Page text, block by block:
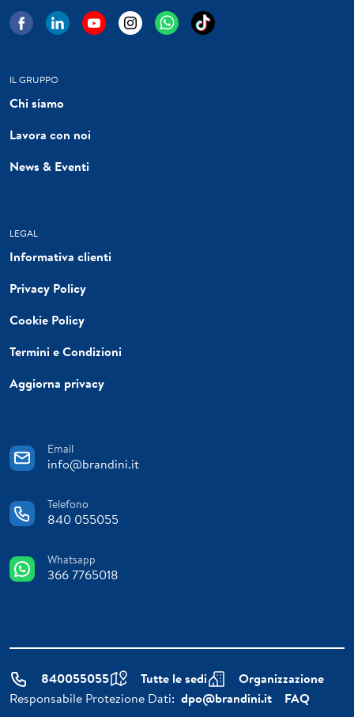
IL GRUPPO
Chi siamo
Lavora con noi
News & Eventi
LEGAL
Informativa clienti
Privacy Policy
Cookie Policy
Termini e Condizioni
Aggiorna privacy
Email
info@brandini.it
Telefono
840 055055
Whatsapp
366 7765018
840055055 Tutte le sedi
Organizzazione
Responsabile Protezione Dati: dpo@brandini.it FAQ